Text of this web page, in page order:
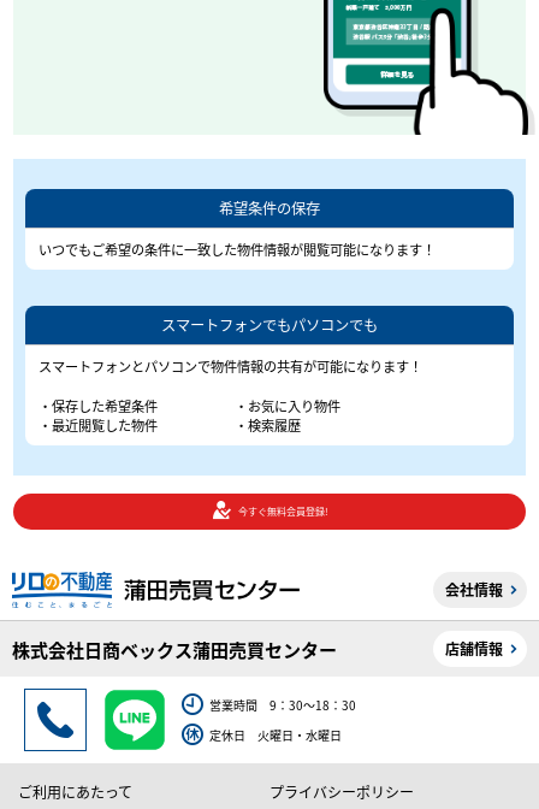
希望条件の保存
いつでもご希望の条件に一致した物件情報が閲覧可能になります！
スマートフォンでもパソコンでも
スマートフォンとパソコンで物件情報の共有が可能になります！
・保存した希望条件
・お気に入り物件
・最近閲覧した物件
・検索履歴
今すぐ無料会員登録!
会社情報
株式会社日商ベックス蒲田売買センター 店舗情報
営業時間 9：30～18：30
定休日 火曜日・水曜日
ご利用にあたって プライバシーポリシー